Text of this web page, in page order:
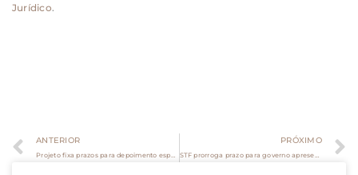
Jurídico.
ANTERIOR PRÓXIMO